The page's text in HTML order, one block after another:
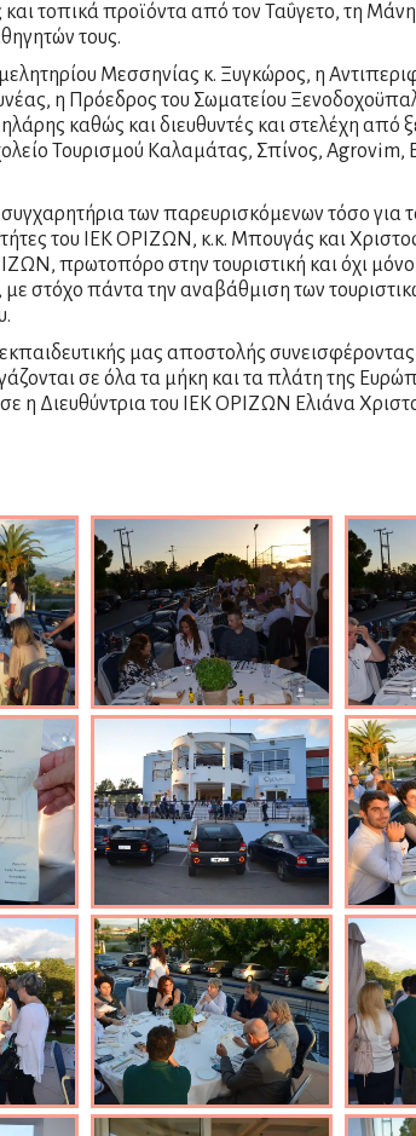
τοπικά προϊόντα από τον Ταΰγετο, τη
τους.
Μεσσηνίας κ. Ξυγκώρος, η
η Πρόεδρος του Σωματείου
καθώς και διευθυντές και στελέχη από
Τουρισμού Καλαμάτας, Σπίνος,
των παρευρισκόμενων τόσο για
του ΙΕΚ ΟΡΙΖΩΝ, κ.κ. Μπουγάς και
πρωτοπόρο στην τουριστική και όχι
στόχο πάντα την αναβάθμιση των
μας αποστολής
σε όλα τα μήκη και τα πλάτη της
η Διευθύντρια του ΙΕΚ ΟΡΙΖΩΝ Ελιάνα